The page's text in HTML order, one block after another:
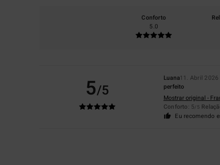
Conforto
5.0
5/5
Luana11. Abril 2026
perfeito
Mostrar original -
Conforto: 5/5
Eu recomendo